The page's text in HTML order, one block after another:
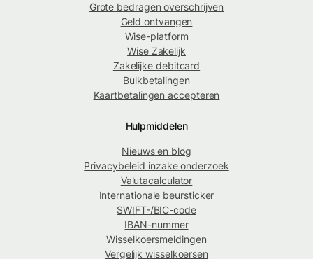
Grote bedragen overschrijven
Geld ontvangen
Wise-platform
Wise Zakelijk
Zakelijke debitcard
Bulkbetalingen
Kaartbetalingen accepteren
Hulpmiddelen
Nieuws en blog
Privacybeleid inzake onderzoek
Valutacalculator
Internationale beursticker
SWIFT-/BIC-code
IBAN-nummer
Wisselkoersmeldingen
Vergelijk wisselkoersen